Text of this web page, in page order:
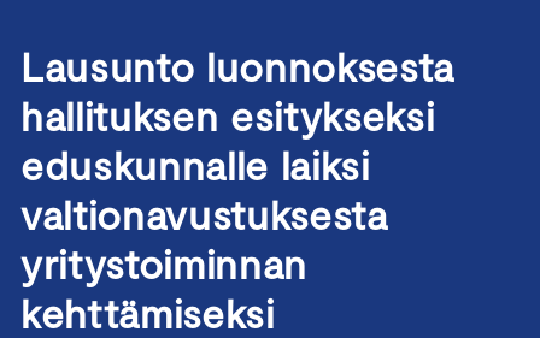
Lausunto luonnoksesta
hallituksen esitykseksi
eduskunnalle laiksi
valtionavustuksesta
yritystoiminnan
kehttämiseksi